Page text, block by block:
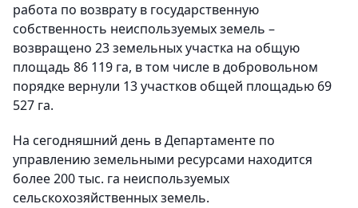
работа по возврату в государственную
собственность неиспользуемых земель –
возвращено 23 земельных участка на общую
площадь 86 119 га, в том числе в добровольном
порядке вернули 13 участков общей площадью 69
527 га.
На сегодняшний день в Департаменте по
управлению земельными ресурсами находится
более 200 тыс. га неиспользуемых
сельскохозяйственных земель.